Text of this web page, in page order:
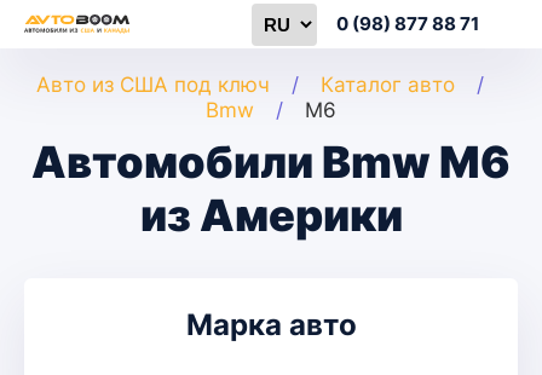
0 (98) 877 88 71
Авто из США под ключ
Каталог авто
Bmw
M6
Автомобили Bmw M6
из Америки
Марка авто